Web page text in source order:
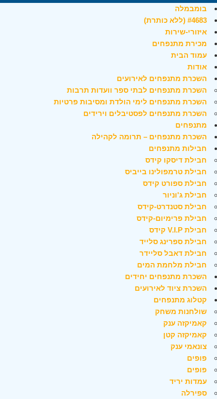
בומבמלה
#4683 (ללא כותרת)
איזורי-שירות
מכירת מתנפחים
עמוד הבית
אודות
השכרת מתנפחים לאירועים
השכרת מתנפחים לבתי ספר וועדות תרבות
השכרת מתנפחים לימי הולדת ומסיבות פרטיות
השכרת מתנפחים לפסטיבלים וירידים
מתנפחים
השכרת מתנפחים – תרומה לקהילה
חבילות מתנפחים
חבילת דיסקו קידס
חבילת טרמפולינו בייביס
חבילת ספורט קידס
חבילת ג'וניור
חבילת סטנדרט-קידס
חבילת פרימיום-קידס
חבילת V.I.P קידס
חבילת ספרינג סלייד
חבילת דאבל סליידר
חבילת מלחמת המים
השכרת מתנפחים יחידים
השכרת ציוד לאירועים
קטלוג מתנפחים
שולחנות משחק
קאמיקזה ענק
קאמיקזה קטן
צונאמי ענק
פופים
פופים
עמדות יריד
ספירלה